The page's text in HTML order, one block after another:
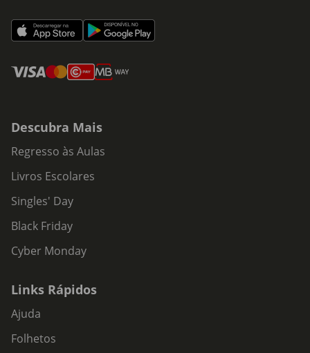
Descubra Mais
Regresso às Aulas
Livros Escolares
Singles' Day
Black Friday
Cyber Monday
Links Rápidos
Ajuda
Folhetos